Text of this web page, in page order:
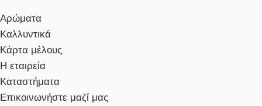
Αρώματα
Καλλυντικά
Κάρτα μέλους
Η εταιρεία
Καταστήματα
Επικοινωνήστε μαζί μας